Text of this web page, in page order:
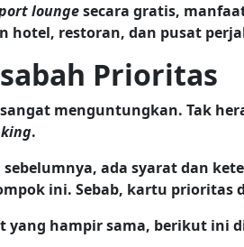
loungesecara gratis,
hotel, restoran, dan pusat
Prioritas
menguntungkan. Tak
.
ada syarat dan
ini. Sebab, kartu prioritas
yang hampir sama, berikut ini